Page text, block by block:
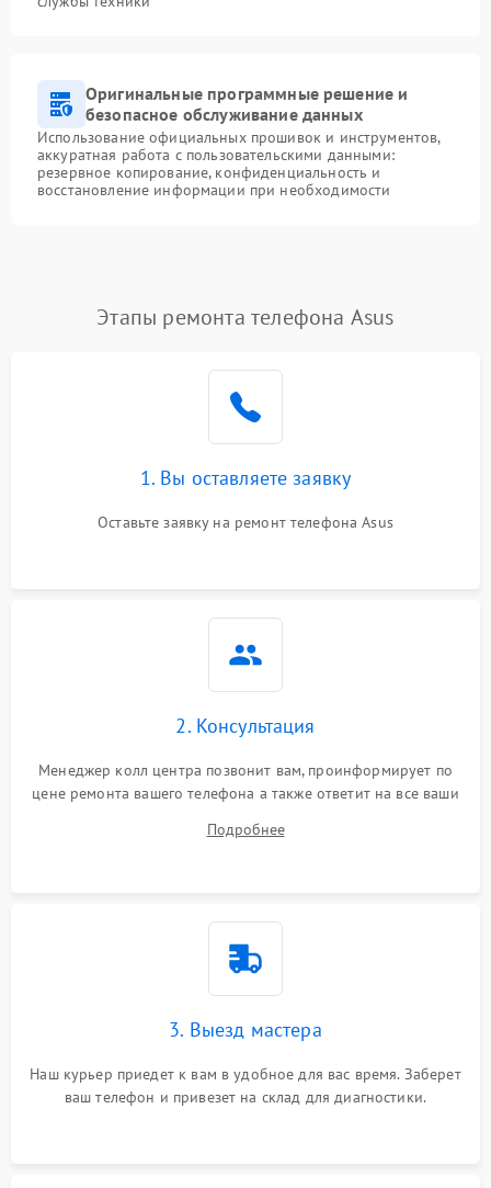
Оригинальные программные решение и
безопасное обслуживание данных
Использование официальных прошивок и инструментов,
аккуратная работа с пользовательскими данными:
резервное копирование, конфиденциальность и
восстановление информации при необходимости
Этапы ремонта телефона Asus
1. Вы оставляете заявку
Оставьте заявку на ремонт телефона Asus
2. Консультация
Менеджер колл центра позвонит вам, проинформирует по
цене ремонта вашего телефона а также ответит на все ваши
Подробнее
3. Выезд мастера
Наш курьер приедет к вам в удобное для вас время. Заберет
ваш телефон и привезет на склад для диагностики.